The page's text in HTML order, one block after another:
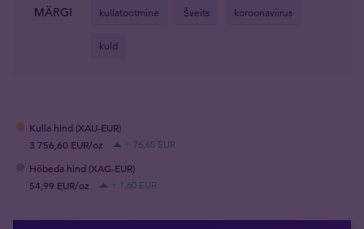
MÄRGI kullatootmine Šveits koroonaviirus
kuld
Kulla hind (XAU-EUR)
3 756,60 EUR/oz
+ 76,65 EUR
Hõbeda hind (XAG-EUR)
54,99 EUR/oz
+ 1,60 EUR